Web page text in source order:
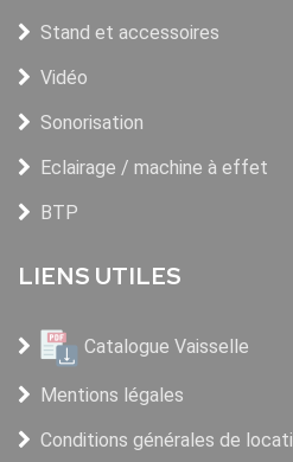
Stand et accessoires
Vidéo
Sonorisation
Eclairage / machine à effet
BTP
LIENS UTILES
Catalogue Vaisselle
Mentions légales
Conditions générales de